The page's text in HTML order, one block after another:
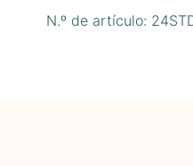
N.º de artículo: